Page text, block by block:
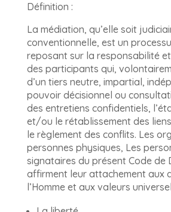
Définition :
La médiation, qu’elle soit
conventionnelle, est un
reposant sur la responsabilité
des participants qui,
d’un tiers neutre, impartial,
pouvoir décisionnel ou
des entretiens confidentiels,
et/ou le rétablissement des
le règlement des conflits. Les
personnes physiques, Les
signataires du présent Code de
affirment leur attachement aux
l’Homme et aux valeurs